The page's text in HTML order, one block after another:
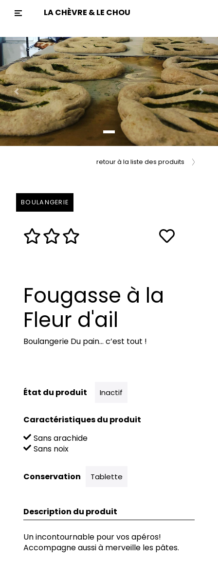
LA CHÈVRE & LE CHOU
Previous Next
BOULANGERIE
retour à la liste des produits
Fougasse à la
Fleur d'ail
Boulangerie Du pain… c’est tout !
État du produit Inactif
Caractéristiques du produit
Sans arachide
Sans noix
Conservation Tablette
Description du produit
Un incontournable pour vos apéros!
Accompagne aussi à merveille les pâtes.